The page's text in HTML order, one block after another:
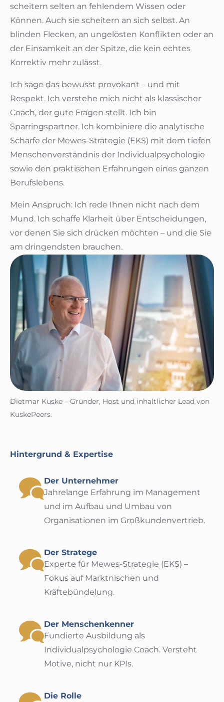
scheitern selten an fehlendem Wissen oder
Können. Auch sie scheitern an sich selbst. An
blinden Flecken, an ungelösten Konflikten oder an
der Einsamkeit an der Spitze, die kein echtes
Korrektiv mehr zulässt.
Ich sage das bewusst provokant – und mit
Respekt. Ich verstehe mich nicht als klassischer
Coach, der gute Fragen stellt. Ich bin
Sparringspartner. Ich kombiniere die analytische
Schärfe der Mewes-Strategie (EKS) mit dem tiefen
Menschenverständnis der Individualpsychologie
sowie den praktischen Erfahrungen eines ganzen
Berufslebens.
Mein Anspruch: Ich rede Ihnen nicht nach dem
Mund. Ich schaffe Klarheit über Entscheidungen,
vor denen Sie sich drücken möchten – und die Sie
am dringendsten brauchen.
Dietmar Kuske – Gründer, Host und inhaltlicher Lead von
KuskePeers.
Hintergrund & Expertise
Der Unternehmer
Jahrelange Erfahrung im Management
und im Aufbau und Umbau von
Organisationen im Großkundenvertrieb.
Der Stratege
Experte für Mewes-Strategie (EKS) –
Fokus auf Marktnischen und
Kräftebündelung.
Der Menschenkenner
Fundierte Ausbildung als
Individualpsychologie Coach. Versteht
Motive, nicht nur KPIs.
Die Rolle